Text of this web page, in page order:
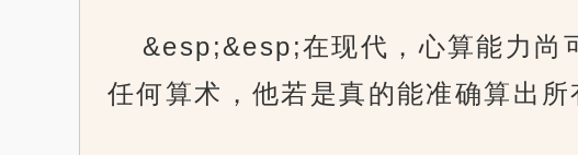
&esp;&esp;在现代，心算能力尚
任何算术，他若是真的能准确算出